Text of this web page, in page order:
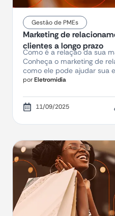
Gestão de PMEs
Marketing de
clientes a longo prazo
Como é a relação da sua
Conheça o marketing de
como ele pode ajudar sua
porEletromidia
11/09/2025